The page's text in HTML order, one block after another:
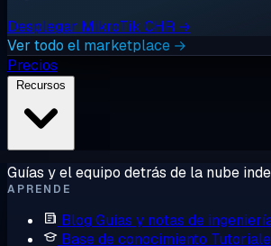
Desplegar MikroTik CHR →
Ver todo el marketplace →
Precios
Guías y el equipo detrás de la nube
APRENDE
Blog Guías y notas de
Base de conocimiento